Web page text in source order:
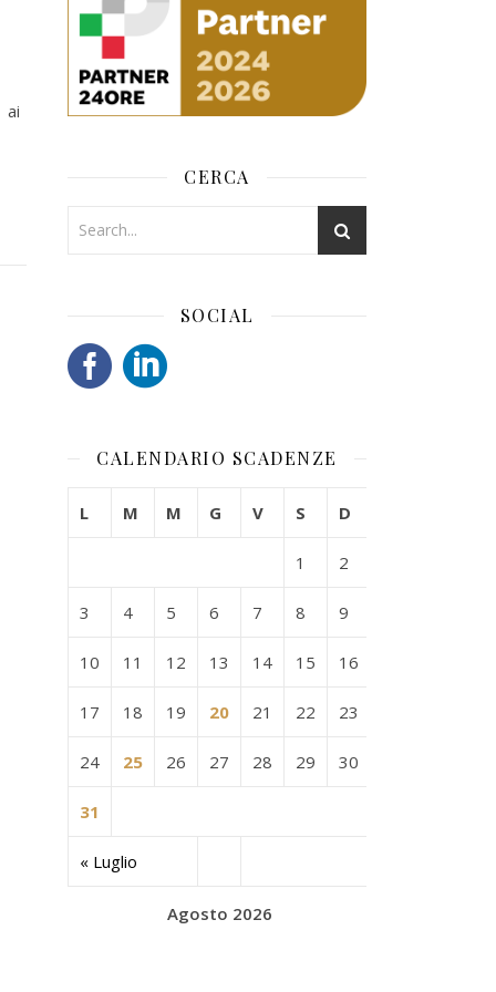
ai
CERCA
SOCIAL
CALENDARIO SCADENZE
Agosto 2026
L M M G V S D
« Luglio
1 2
3 4 5 6 7 8 9
10 11 12 13 14 15 16
17 18 19 20 21 22 23
24 25 26 27 28 29 30
31